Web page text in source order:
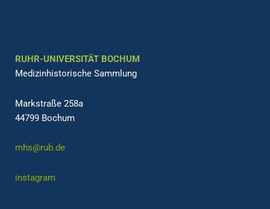
RUHR-UNIVERSITÄT BOCHUM
Medizinhistorische Sammlung
Markstraße 258a
44799 Bochum
mhs@rub.de
instagram